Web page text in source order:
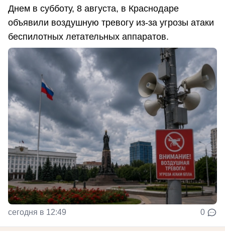
Днем в субботу, 8 августа, в Краснодаре
объявили воздушную тревогу из-за угрозы атаки
беспилотных летательных аппаратов.
сегодня в 12:49 0